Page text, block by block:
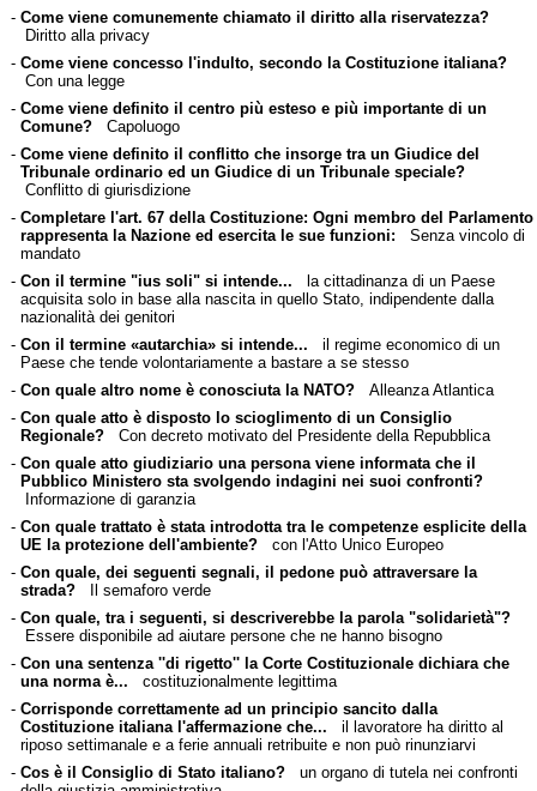
- Come viene comunemente chiamato il diritto alla riservatezza?
Diritto alla privacy
- Come viene concesso l'indulto, secondo la Costituzione italiana?
Con una legge
- Come viene definito il centro più esteso e più importante di un
Comune?Capoluogo
- Come viene definito il conflitto che insorge tra un Giudice del
Tribunale ordinario ed un Giudice di un Tribunale speciale?
Conflitto di giurisdizione
- Completare l'art. 67 della Costituzione: Ogni membro del Parlamento
rappresenta la Nazione ed esercita le sue funzioni: Senza vincolo di
mandato
- Con il termine "ius soli" si intende... la cittadinanza di un Paese
acquisita solo in base alla nascita in quello Stato, indipendente dalla
nazionalità dei genitori
- Con il termine «autarchia» si intende... il regime economico di un
Paese che tende volontariamente a bastare a se stesso
- Con quale altro nome è conosciuta la NATO?Alleanza Atlantica
- Con quale atto è disposto lo scioglimento di un Consiglio
Regionale?Con decreto motivato del Presidente della Repubblica
- Con quale atto giudiziario una persona viene informata che il
Pubblico Ministero sta svolgendo indagini nei suoi confronti?
Informazione di garanzia
- Con quale trattato è stata introdotta tra le competenze esplicite della
UE la protezione dell'ambiente?con l'Atto Unico Europeo
- Con quale, dei seguenti segnali, il pedone può attraversare la
strada?Il semaforo verde
- Con quale, tra i seguenti, si descriverebbe la parola "solidarietà"?
Essere disponibile ad aiutare persone che ne hanno bisogno
- Con una sentenza ''di rigetto'' la Corte Costituzionale dichiara che
una norma è... costituzionalmente legittima
- Corrisponde correttamente ad un principio sancito dalla
Costituzione italiana l'affermazione che... il lavoratore ha diritto al
riposo settimanale e a ferie annuali retribuite e non può rinunziarvi
- Cos è il Consiglio di Stato italiano?un organo di tutela nei confronti